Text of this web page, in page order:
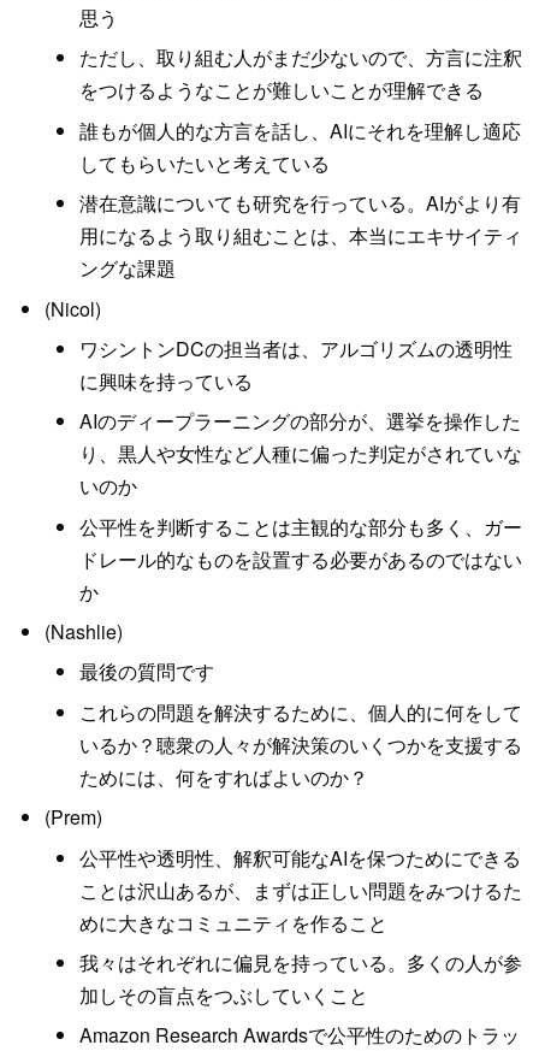
思う
ただし、取り組む人がまだ少ないので、方言に注釈
をつけるようなことが難しいことが理解できる
誰もが個人的な方言を話し、AIにそれを理解し適応
してもらいたいと考えている
潜在意識についても研究を行っている。AIがより有
用になるよう取り組むことは、本当にエキサイティ
ングな課題
(Nicol)
ワシントンDCの担当者は、アルゴリズムの透明性
に興味を持っている
AIのディープラーニングの部分が、選挙を操作した
り、黒人や女性など人種に偏った判定がされていな
いのか
公平性を判断することは主観的な部分も多く、ガー
ドレール的なものを設置する必要があるのではない
か
(Nashlie)
最後の質問です
これらの問題を解決するために、個人的に何をして
いるか？聴衆の人々が解決策のいくつかを支援する
ためには、何をすればよいのか？
(Prem)
公平性や透明性、解釈可能なAIを保つためにできる
ことは沢山あるが、まずは正しい問題をみつけるた
めに大きなコミュニティを作ること
我々はそれぞれに偏見を持っている。多くの人が参
加しその盲点をつぶしていくこと
Amazon Research Awardsで公平性のためのトラッ